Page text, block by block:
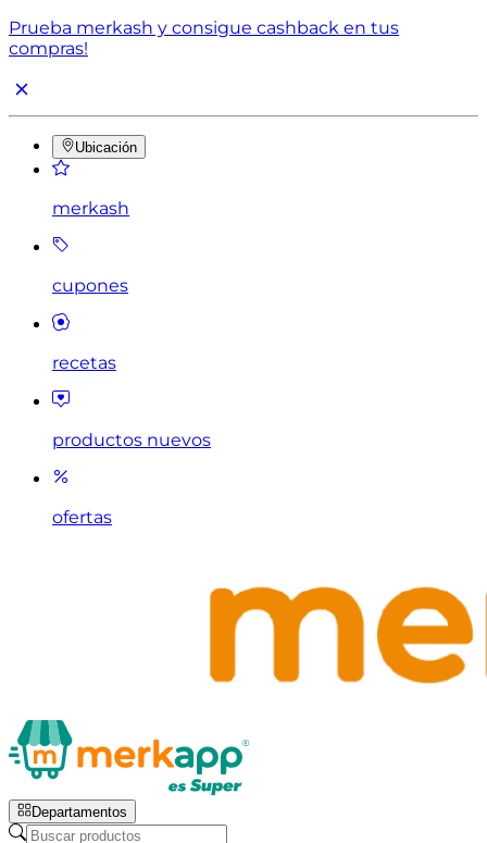
Prueba merkash y consigue cashback en tus
compras!
Ubicación
merkash
cupones
recetas
productos nuevos
ofertas
Departamentos